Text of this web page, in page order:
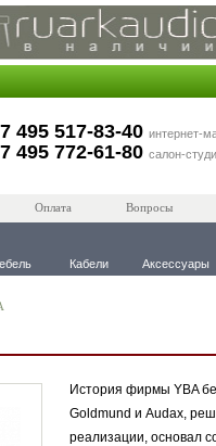
495 517-83-40 интернет-
495 772-61-80 салон-
Оплата Вопросы
Кабели Аксессуары
История фирмы YBA
Goldmund и Audax,
реализации, основал